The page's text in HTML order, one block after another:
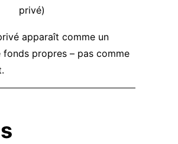
privé)
apparaît comme un
propres – pas comme